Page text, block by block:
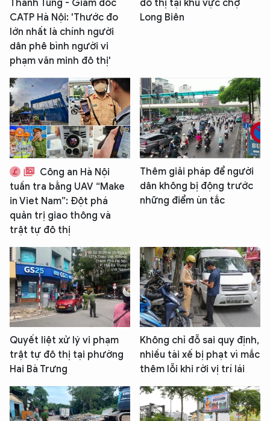
Thanh Tùng - Giám đốc
CATP Hà Nội: 'Thước đo
lớn nhất là chính người
dân phê bình người vi
phạm văn minh đô thị'
đô thị tại khu vực chợ
Long Biên
Công an Hà Nội
tuần tra bằng UAV “Make
in Viet Nam”: Đột phá
quản trị giao thông và
trật tự đô thị
Thêm giải pháp để người
dân không bị động trước
những điểm ùn tắc
Quyết liệt xử lý vi phạm
trật tự đô thị tại phường
Hai Bà Trưng
Không chỉ đỗ sai quy định,
nhiều tài xế bị phạt vì mắc
thêm lỗi khi rời vị trí lái